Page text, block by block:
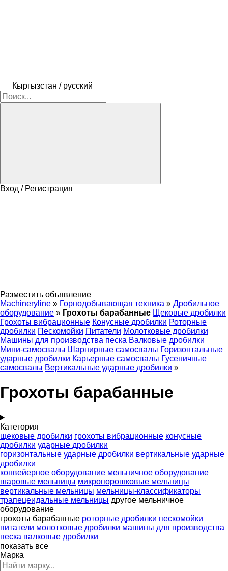
Кыргызстан / русский
Вход / Регистрация
Разместить объявление
Machineryline » Горнодобывающая техника » Дробильное
оборудование » Грохоты барабанные Щековые дробилки
Грохоты вибрационные Конусные дробилки Роторные
дробилки Пескомойки Питатели Молотковые дробилки
Машины для производства песка Валковые дробилки
Мини-самосвалы Шарнирные самосвалы Горизонтальные
ударные дробилки Карьерные самосвалы Гусеничные
самосвалы Вертикальные ударные дробилки »
Грохоты барабанные
Категория
щековые дробилки грохоты вибрационные конусные
дробилки ударные дробилки
горизонтальные ударные дробилки вертикальные ударные
дробилки
конвейерное оборудование мельничное оборудование
шаровые мельницы микропорошковые мельницы
вертикальные мельницы мельницы-классификаторы
трапецеидальные мельницы другое мельничное
оборудование
грохоты барабанные роторные дробилки пескомойки
питатели молотковые дробилки машины для производства
песка валковые дробилки
показать все
Марка